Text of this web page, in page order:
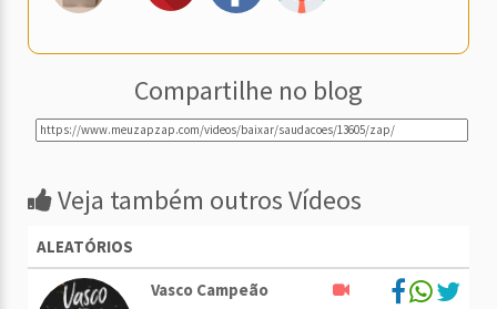
Compartilhe no blog
Veja também outros Vídeos
ALEATÓRIOS
Vasco Campeão